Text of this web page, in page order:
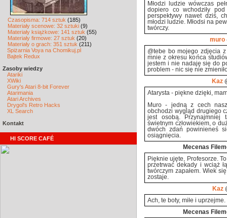
Czasopisma: 714 sztuk (185)
Materiały scenowe: 32 sztuki (9)
Materiały książkowe: 141 sztuk (55)
Materiały firmowe: 27 sztuk (20)
Materiały o grach: 351 sztuk (211)
Spiżarnia Voya na Chomikuj.pl
Bajtek Redux
Zasoby wiedzy
Atariki
XWiki
Gury's Atari 8-bit Forever
Atarimania
Atari Archives
Drygol's Retro Hacks
XL Search
Kontakt
HI SCORE CAFÉ
Młodzi ludzie wówczas
dopiero co wchodziły
perspektywy nawet dziś,
młodzi ludzie. Młodsi na
twórczy.
muro
@tebe bo mojego zdjęcia
mnie z okresu końca
jestem i nie nadaję się do
problem - nic się nie
Kaz
Atarysta - piękne dzięki,
Muro - jedną z cech
obchodzi wygląd drugiego
jest osobą. Przynajmniej
świetnym człowiekiem, o
dwóch zdań powinieneś
osiągnięcia.
Mecenas
Pięknie ujęte, Profesorze.
przetrwać dekady i wciąż
twórczym zapałem. Wiek
zostaje.
Kaz
Ach, te boty, miłe i
Mecenas